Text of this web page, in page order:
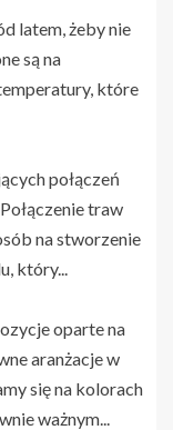
latem, żeby nie
są na
które
połączeń
Połączenie traw
na stworzenie
który...
oparte na
aranżacje w
się na kolorach
ważnym...